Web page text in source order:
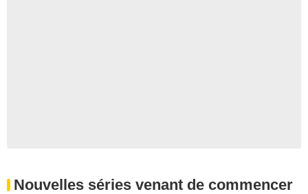
Nouvelles séries venant de commencer